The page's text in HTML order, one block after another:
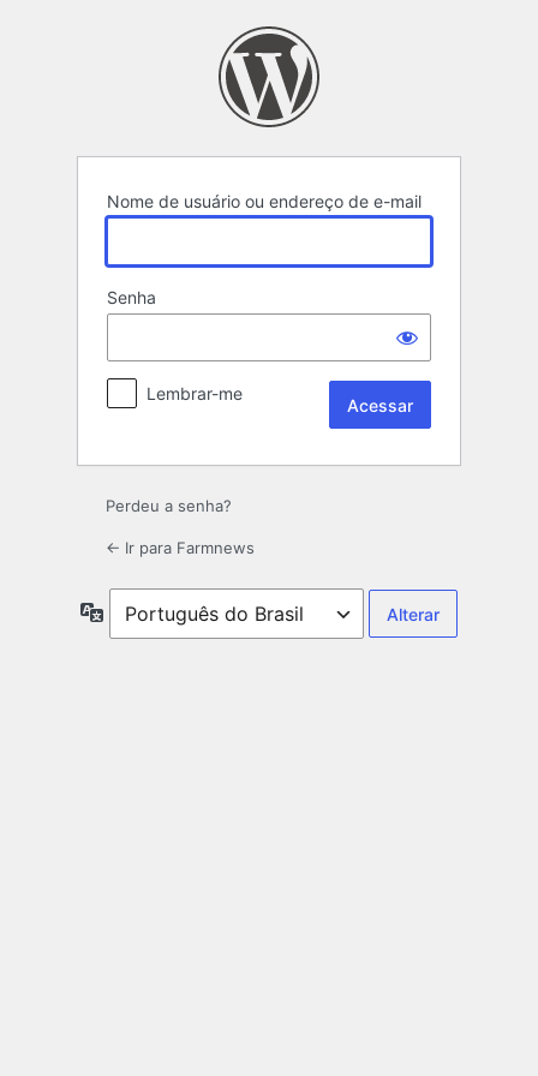
Nome de usuário ou endereço de e-mail
Senha
Lembrar-me
Perdeu a senha?
← Ir para Farmnews
Idioma